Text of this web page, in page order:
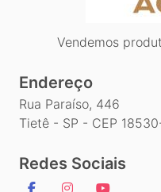
Vendemos
Endereço
Rua Paraíso, 446
Tietê - SP - CEP
Redes Sociais